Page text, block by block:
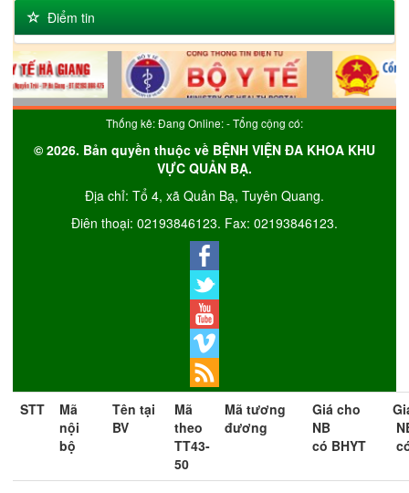
Tắm lá Cây chữa bệnh Thủy Đậu
Phòng ngừa bệnh ở trẻ em
Mô hình liên kết trồng cây dược liệu ở Quyết Tiến
Điểm tin
Thống kê: Đang Online:- Tổng cộng có:
© 2026. Bản quyền thuộc về BỆNH VIỆN ĐA KHOA KHU
VỰC QUẢN BẠ.
Địa chỉ: Tổ 4, xã Quản Bạ, Tuyên Quang.
Điên thoại: 02193846123. Fax: 02193846123.
STT
Mã
nội
bộ
Tên tại
BV
Mã
theo
TT43-
50
Mã tương
đương
Giá cho
NB
có BHYT